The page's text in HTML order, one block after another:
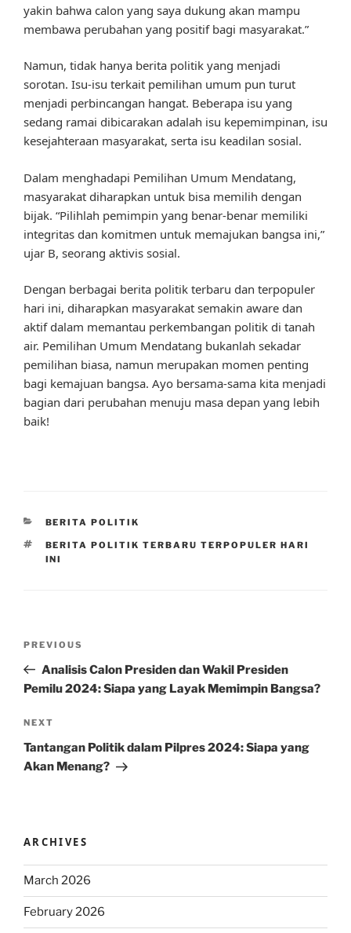
yakin bahwa calon yang saya dukung akan mampu
membawa perubahan yang positif bagi masyarakat.”
Namun, tidak hanya berita politik yang menjadi
sorotan. Isu-isu terkait pemilihan umum pun turut
menjadi perbincangan hangat. Beberapa isu yang
sedang ramai dibicarakan adalah isu kepemimpinan, isu
kesejahteraan masyarakat, serta isu keadilan sosial.
Dalam menghadapi Pemilihan Umum Mendatang,
masyarakat diharapkan untuk bisa memilih dengan
bijak. “Pilihlah pemimpin yang benar-benar memiliki
integritas dan komitmen untuk memajukan bangsa ini,”
ujar B, seorang aktivis sosial.
Dengan berbagai berita politik terbaru dan terpopuler
hari ini, diharapkan masyarakat semakin aware dan
aktif dalam memantau perkembangan politik di tanah
air. Pemilihan Umum Mendatang bukanlah sekadar
pemilihan biasa, namun merupakan momen penting
bagi kemajuan bangsa. Ayo bersama-sama kita menjadi
bagian dari perubahan menuju masa depan yang lebih
baik!
CATEGORIES
BERITA POLITIK
TAGS
BERITA POLITIK TERBARU TERPOPULER HARI
INI
Previous
Post
PREVIOUS
Analisis Calon Presiden dan Wakil Presiden
Pemilu 2024: Siapa yang Layak Memimpin Bangsa?
Next
Post
NEXT
Tantangan Politik dalam Pilpres 2024: Siapa yang
Akan Menang?
ARCHIVES
March 2026
February 2026